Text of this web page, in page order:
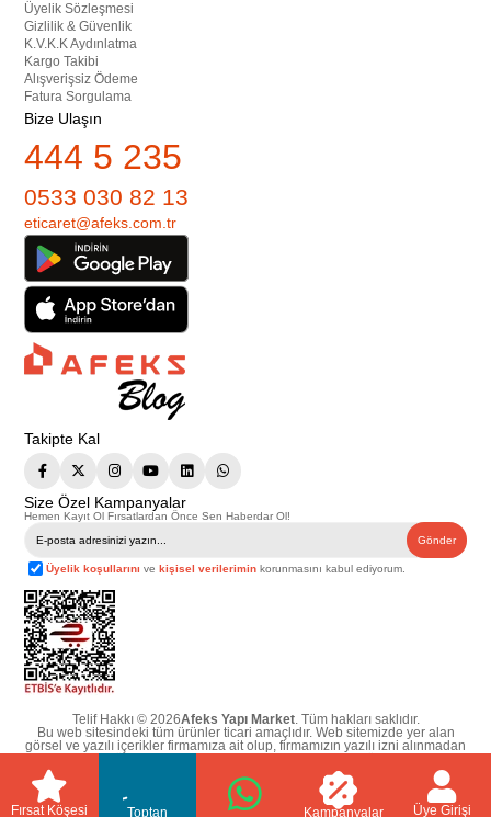
Üyelik Sözleşmesi
Gizlilik & Güvenlik
K.V.K.K Aydınlatma
Kargo Takibi
Alışverişsiz Ödeme
Fatura Sorgulama
Bize Ulaşın
444 5 235
0533 030 82 13
eticaret@afeks.com.tr
Takipte Kal
Size Özel Kampanyalar
Hemen Kayıt Ol Fırsatlardan Önce Sen Haberdar Ol!
Gönder
Üyelik koşullarını vekişisel verilerimin korunmasını kabul ediyorum.
Telif Hakkı © 2026Afeks Yapı Market. Tüm hakları saklıdır.
Bu web sitesindeki tüm ürünler ticari amaçlıdır. Web sitemizde yer alan
görsel ve yazılı içerikler firmamıza ait olup, firmamızın yazılı izni alınmadan
hiçbir yazılı/görsel içerik, logo, kopyalanamaz, kaynak gösterilemez ve
başka yerlerde kullanılamaz. İçeriklerin izin alınmadan kopyalanması ve
kullanılması 5846 sayılı Fikir ve Sanat Eserleri Yasasına göre suçtur.
Fırsat Köşesi
Toptan Kampanyalar Üye Girişi